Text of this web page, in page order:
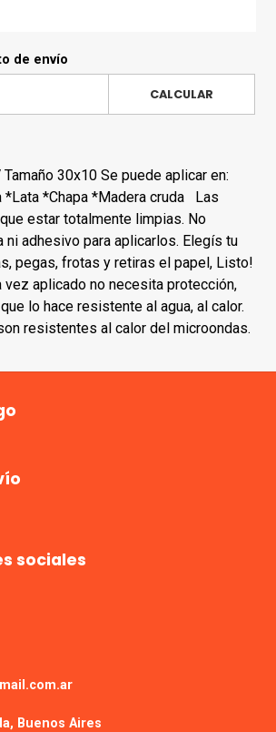
de envío
CALCULAR
30x10 Se puede aplicar en:
*Lata *Chapa *Madera cruda Las
estar totalmente limpias. No
ni adhesivo para aplicarlos. Elegís tu
pegas, frotas y retiras el papel, Listo!
vez aplicado no necesita protección,
lo hace resistente al agua, al calor.
resistentes al calor del microondas.
sociales
Buenos Aires